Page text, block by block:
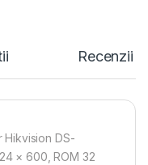
Recenzii
DS-
× 600, ROM 32